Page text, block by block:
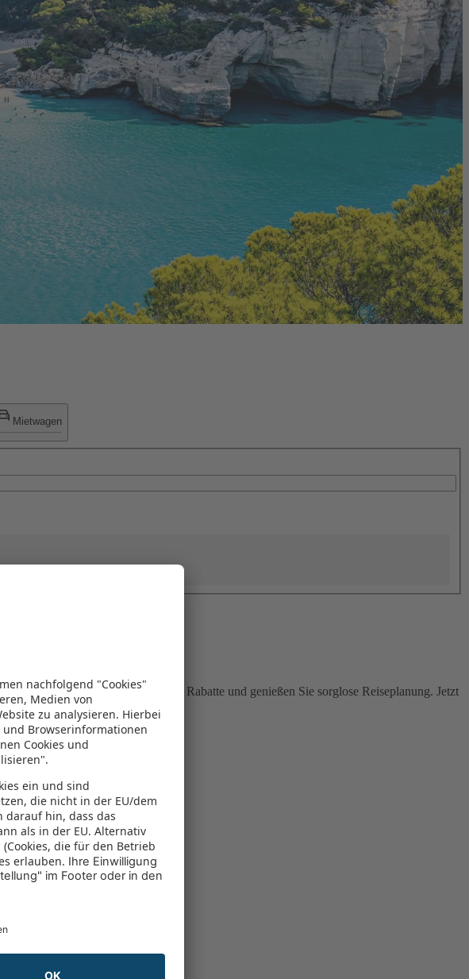
Mietwagen
und Geld. Nutzen Sie attraktive Rabatte und genießen Sie sorglose Reiseplanung. Jetzt